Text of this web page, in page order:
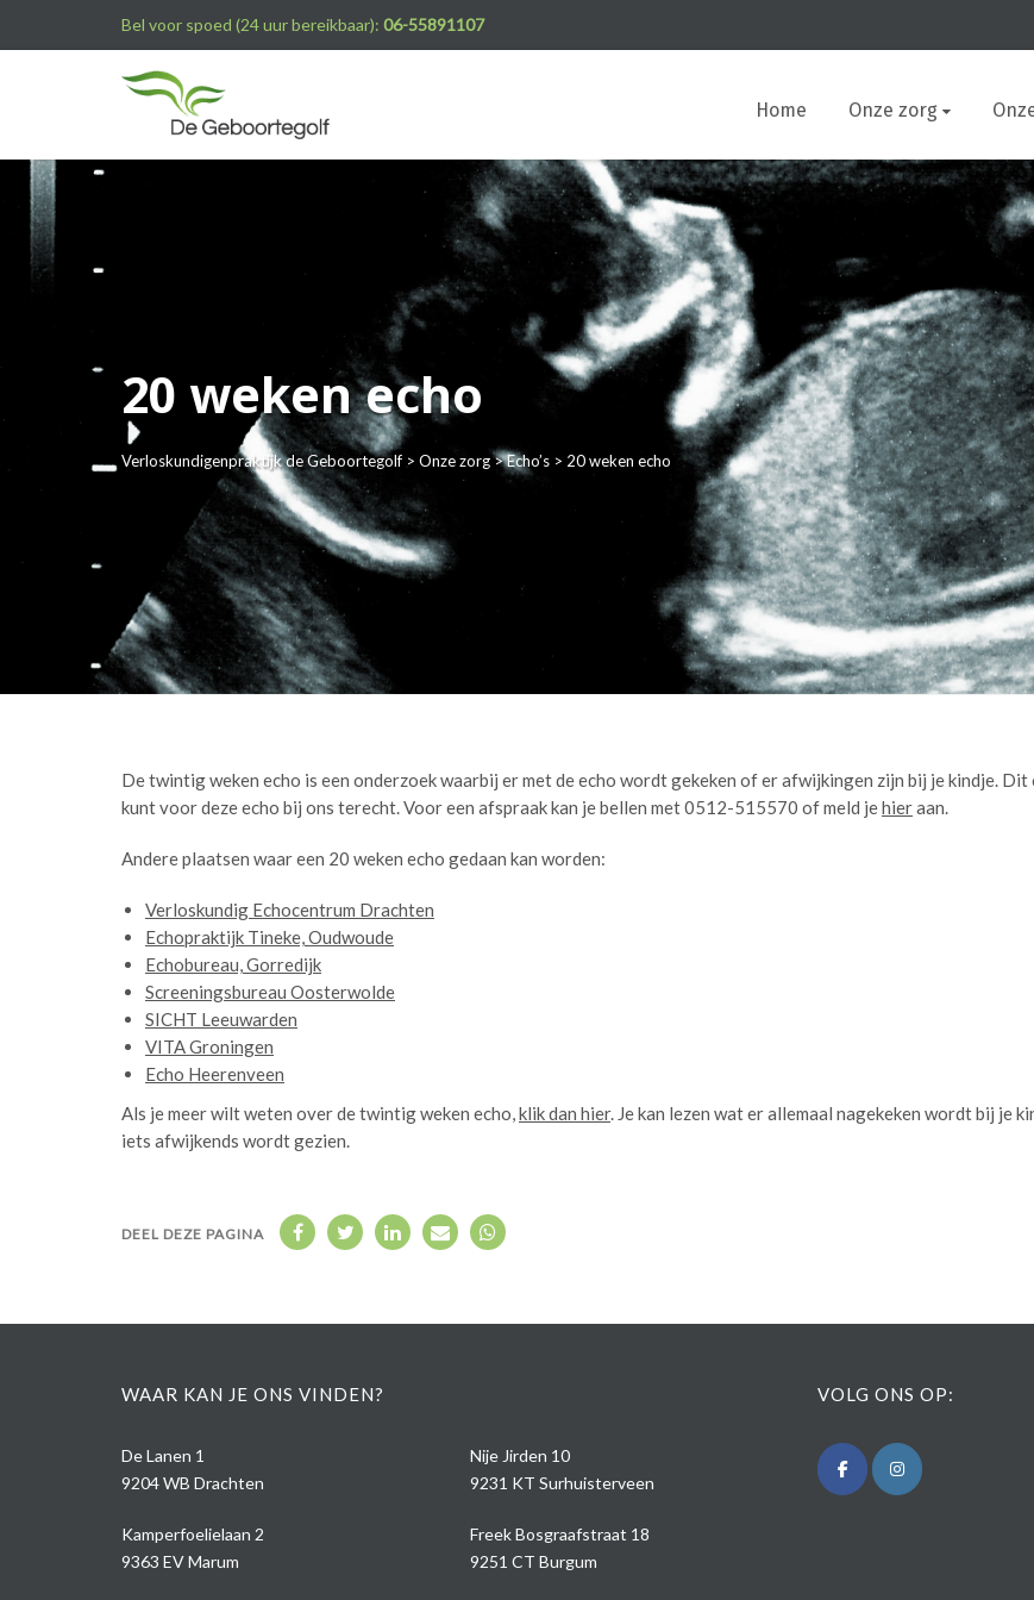
Bel voor spoed (24 uur bereikbaar): 06-55891107
Home Onze zorg
20 weken echo
Verloskundigenpraktijk de Geboortegolf > Onze zorg>Echo’s > 20 weken echo
De twintig weken echo is een onderzoek waarbij er met de echo wordt gekeken of er afwijkingen zijn bij je kindje.
kunt voor deze echo bij ons terecht. Voor een afspraak kan je bellen met 0512-515570 of meld jehieraan.
Andere plaatsen waar een 20 weken echo gedaan kan worden:
Verloskundig Echocentrum Drachten
Echopraktijk Tineke, Oudwoude
Echobureau, Gorredijk
Screeningsbureau Oosterwolde
SICHT Leeuwarden
VITA Groningen
Echo Heerenveen
Als je meer wilt weten over de twintig weken echo, klik dan hier. Je kan lezen wat er allemaal nagekeken wordt bij je
iets afwijkends wordt gezien.
DEEL DEZE PAGINA
WAAR KAN JE ONS VINDEN?
De Lanen 1
9204 WB Drachten
Kamperfoelielaan 2
9363 EV Marum
Nije Jirden 10
9231 KT Surhuisterveen
Freek Bosgraafstraat 18
9251 CT Burgum
VOLG ONS OP: